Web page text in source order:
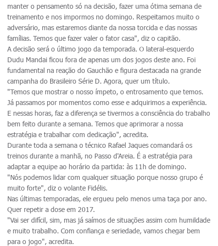
manter o pensamento só na decisão, fazer uma ótima semana de
treinamento e nos impormos no domingo. Respeitamos muito o
adversário, mas estaremos diante da nossa torcida e das nossas
famílias. Temos que fazer valer o fator casa", diz o capitão.
A decisão será o último jogo da temporada. O lateral-esquerdo
Dudu Mandai ficou fora de apenas um dos jogos deste ano. Foi
fundamental na reação do Gauchão e figura destacada na grande
campanha do Brasileiro Série D. Agora, quer um título.
"Temos que mostrar o nosso ímpeto, o entrosamento que temos.
Já passamos por momentos como esse e adquirimos a experiência.
E nessas horas, faz a diferença se tivermos a consciência do trabalho
bem feito durante a semana. Temos que aprimorar a nossa
estratégia e trabalhar com dedicação", acredita.
Durante toda a semana o técnico Rafael Jaques comandará os
treinos durante a manhã, no Passo d'Areia. É a estratégia para
adaptar a equipe ao horário da partida: às 11h de domingo.
"Nós podemos lidar com qualquer situação porque nosso grupo é
muito forte", diz o volante Fidélis.
Nas últimas temporadas, ele ergueu pelo menos uma taça por ano.
Quer repetir a dose em 2017.
"Vai ser difícil, sim, mas já saímos de situações assim com humildade
e muito trabalho. Com confiança e seriedade, vamos chegar bem
para o jogo", acredita.